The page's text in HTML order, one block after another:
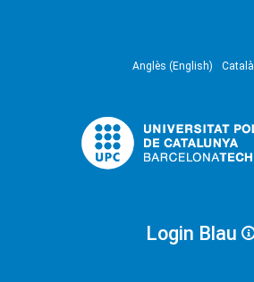
Anglès (English) Català
Login Blau